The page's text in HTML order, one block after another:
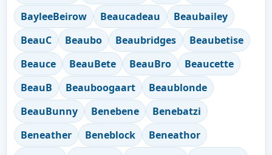
BayleeBeirow
Beaucadeau
Beaubailey
BeauC
Beaubo Beaubridges
Beaubetise
Beauce
BeauBete BeauBro
Beaucette
BeauB
Beauboogaart
Beaublonde
BeauBunny
Benebene
Benebatzi
Beneather
Beneblock
Beneathor